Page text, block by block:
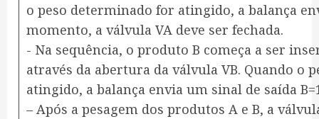
o peso determinado for atingido, a balança
momento, a válvula VA deve ser fechada.
​- Na sequência, o produto B começa a ser
através da abertura da válvula VB. Quando o
atingido, a balança envia um sinal de saída
– Após a pesagem dos produtos A e B, a